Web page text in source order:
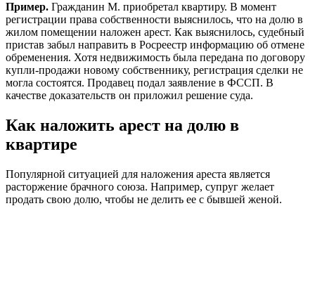
Пример. Гражданин М. приобретал квартиру. В момент
регистрации права собственности выяснилось, что на долю в
жилом помещении наложен арест. Как выяснилось, судебный
пристав забыл направить в Росреестр информацию об отмене
обременения. Хотя недвижимость была передана по договору
купли-продажи новому собственнику, регистрация сделки не
могла состоятся. Продавец подал заявление в ФССП. В
качестве доказательств он приложил решение суда.
Как наложить арест на долю в
квартире
Популярной ситуацией для наложения ареста является
расторжение брачного союза. Например, супруг желает
продать свою долю, чтобы не делить ее с бывшей женой.